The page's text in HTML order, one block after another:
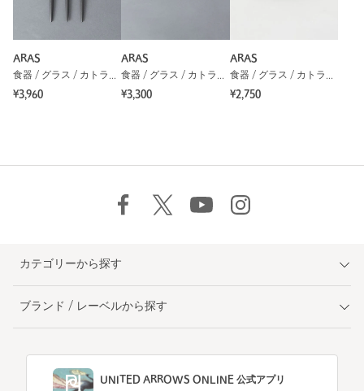
ARAS
食器 / グラス / カトラリー
¥3,960
ARAS
食器 / グラス / カトラリー
¥3,300
ARAS
食器 / グラス / カトラリー
¥2,750
カテゴリーから探す
ブランド / レーベルから探す
UNITED ARROWS ONLINE 公式アプリ